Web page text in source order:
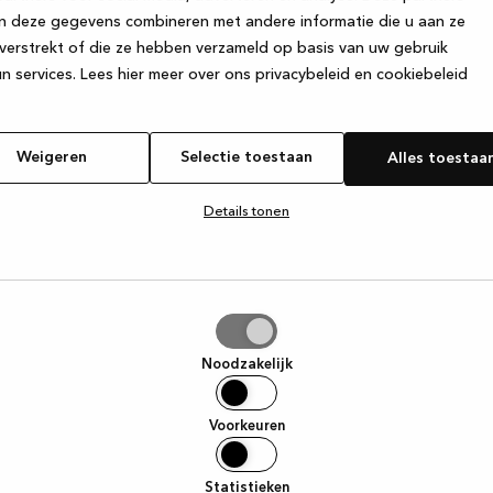
deze gegevens combineren met andere informatie die u aan ze
of die ze hebben verzameld op basis van uw gebruik
services. Lees hier meer over ons privacybeleid en cookiebeleid
Weigeren Selectie toestaan Alles
Details tonen
Noodzakelijk
Voorkeuren
Statistieken
has occurred while loadingwww.kvik.nl (see the